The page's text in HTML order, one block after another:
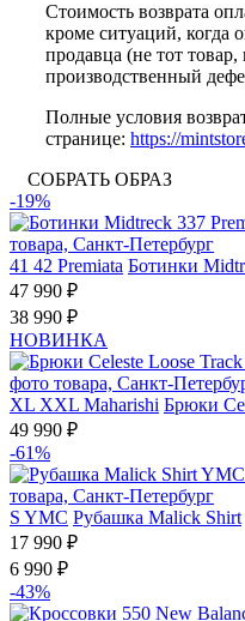
Стоимость возврата
кроме ситуаций, когда
продавца (не тот товар,
производственный
Полные условия
странице: https://
СОБРАТЬ ОБРАЗ
-19%
41 42 Premiata Ботинки
47 990 ₽
38 990 ₽
НОВИНКА
XL XXL Maharishi Брюки
49 990 ₽
-61%
S YMC Рубашка Malick Shirt
17 990 ₽
6 990 ₽
-43%